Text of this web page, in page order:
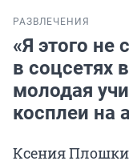
РАЗВЛЕЧЕНИЯ
«Я этого
в соцсетях
молодая
косплеи на
Ксения